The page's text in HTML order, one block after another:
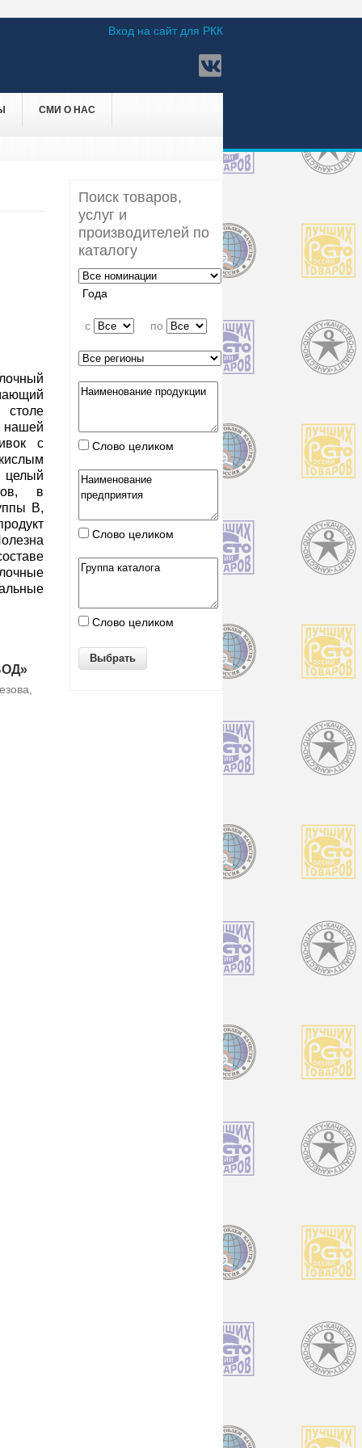
Вход на сайт для РКК
СМИ О НАС
с
в
В,
Поиск товаров,
услуг и
производителей по
каталогу
Года
c по
Слово целиком
Слово целиком
Слово целиком